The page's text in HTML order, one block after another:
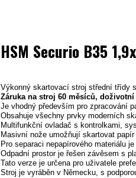
HSM Securio B35
Výkonný skartovací stroj střední třídy
Záruka na stroj 60 měsíců, doživotní
Je vhodný především pro zpracování
Obsahuje všechny prvky moderních
Multifunkční ovladač s kontrolkami,
Masivní nože umožňují skartovat
Pro separaci nepapírového materiálu
Odpadní prostor je řešen závěsem s
Tato verze je určena pro uživatele
Stroj je vyráběn v Německu, s